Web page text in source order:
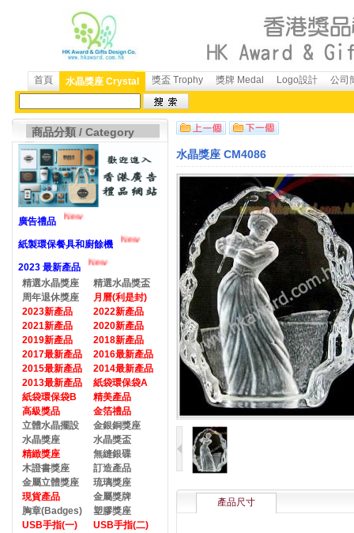
首頁 水晶獎座 Crystal 獎盃 Trophy 獎牌 Medal Logo設計 公司
商品分類 / Category
廣告禮品 New
紙製環保餐具和廚餘機 New
2023 最新產品
New
精選水晶獎座
精選水晶獎盃
周年退休獎座
月曆(利是封)
2023新產品
2022新產品
2021新產品
2020新產品
2019新產品
2018新產品
2017最新產品
2016最新產品
2015最新產品
2014最新產品
2013最新產品
紙袋環保袋A
紙袋環保袋B
精美產品
高級獎品
金箔禮品
立體水晶擺設
金銀銅獎座
水晶獎座
水晶獎盃
精緻獎座
無縫銀碟
木證書獎座
訂造產品
金屬立體獎座
琉璃獎座
現貨產品
金屬獎牌
胸章(Badges)
塑膠獎座
USB手指(一)
USB手指(二)
水晶獎座 CM4086
產品尺寸